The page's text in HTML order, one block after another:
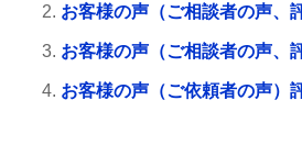
お客様の声（ご相談者の声、
お客様の声（ご相談者の声、
お客様の声（ご依頼者の声）